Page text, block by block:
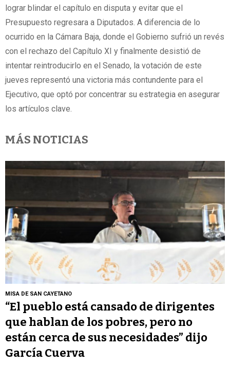
lograr blindar el capítulo en disputa y evitar que el
Presupuesto regresara a Diputados. A diferencia de lo
ocurrido en la Cámara Baja, donde el Gobierno sufrió un revés
con el rechazo del Capítulo XI y finalmente desistió de
intentar reintroducirlo en el Senado, la votación de este
jueves representó una victoria más contundente para el
Ejecutivo, que optó por concentrar su estrategia en asegurar
los artículos clave.
MÁS NOTICIAS
MISA DE SAN CAYETANO
“El pueblo está cansado de dirigentes
que hablan de los pobres, pero no
están cerca de sus necesidades” dijo
García Cuerva